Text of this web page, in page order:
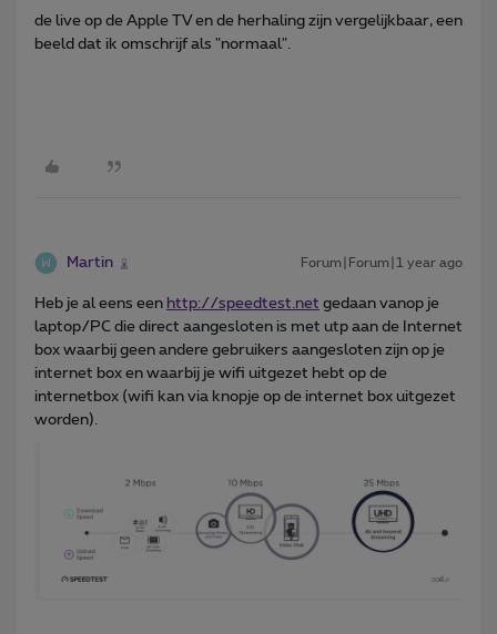
de live op de Apple TV en de herhaling zijn vergelijkbaar, een
beeld dat ik omschrijf als "normaal".
Martin Forum|Forum|1 year ago
Heb je al eens een http://speedtest.net gedaan vanop je
laptop/PC die direct aangesloten is met utp aan de Internet
box waarbij geen andere gebruikers aangesloten zijn op je
internet box en waarbij je wifi uitgezet hebt op de
internetbox (wifi kan via knopje op de internet box uitgezet
worden).